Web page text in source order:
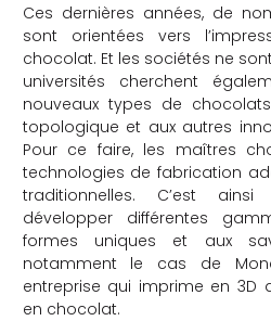
Ces dernières années, de
sont orientées vers
chocolat. Et les sociétés ne
universités cherchent
nouveaux types de
topologique et aux autres
Pour ce faire, les maîtres
technologies de fabrication
traditionnelles. C’est
développer différentes
formes uniques et aux
notamment le cas de
entreprise qui imprime en 3D
en chocolat.